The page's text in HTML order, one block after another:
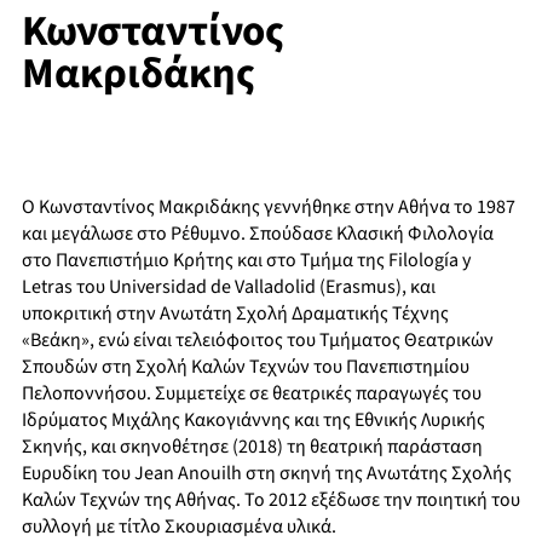
Κωνσταντίνος
Μακριδάκης
Ο Κωνσταντίνος Μακριδάκης γεννήθηκε στην Αθήνα το 1987
και μεγάλωσε στο Ρέθυμνο. Σπούδασε Κλασική Φιλολογία
στο Πανεπιστήμιο Κρήτης και στο Τμήμα της Filología y
Letras του Universidad de Valladolid (Erasmus), και
υποκριτική στην Ανωτάτη Σχολή Δραματικής Τέχνης
«Βεάκη», ενώ είναι τελειόφοιτος του Τμήματος Θεατρικών
Σπουδών στη Σχολή Καλών Τεχνών του Πανεπιστημίου
Πελοποννήσου. Συμμετείχε σε θεατρικές παραγωγές του
Ιδρύματος Μιχάλης Κακογιάννης και της Εθνικής Λυρικής
Σκηνής, και σκηνοθέτησε (2018) τη θεατρική παράσταση
Ευρυδίκη του Jean Anouilh στη σκηνή της Ανωτάτης Σχολής
Καλών Τεχνών της Αθήνας. Το 2012 εξέδωσε την ποιητική του
συλλογή με τίτλο Σκουριασμένα υλικά.